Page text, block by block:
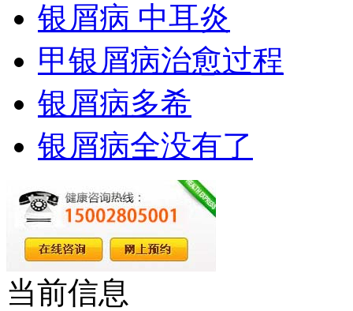
银屑病 中耳炎
甲银屑病治愈过程
银屑病多希
银屑病全没有了
当前信息